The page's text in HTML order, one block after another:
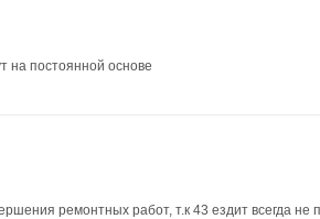
на постоянной основе
ремонтных работ, т.к 43 ездит всегда не